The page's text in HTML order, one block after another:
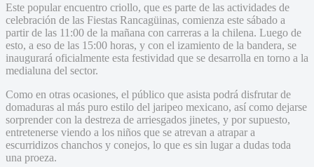
Este popular encuentro criollo, que es parte de las actividades de
celebración de las Fiestas Rancagüinas, comienza este sábado a
partir de las 11:00 de la mañana con carreras a la chilena. Luego de
esto, a eso de las 15:00 horas, y con el izamiento de la bandera, se
inaugurará oficialmente esta festividad que se desarrolla en torno a la
medialuna del sector.
Como en otras ocasiones, el público que asista podrá disfrutar de
domaduras al más puro estilo del jaripeo mexicano, así como dejarse
sorprender con la destreza de arriesgados jinetes, y por supuesto,
entretenerse viendo a los niños que se atrevan a atrapar a
escurridizos chanchos y conejos, lo que es sin lugar a dudas toda
una proeza.